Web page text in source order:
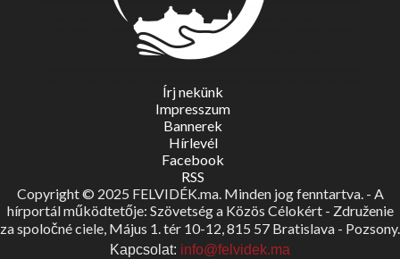
Írj nekünk
Impresszum
Bannerek
Hírlevél
Facebook
RSS
Copyright © 2025 FELVIDÉK.ma. Minden jog fenntartva. - A
hírportál működtetője: Szövetség a Közös Célokért - Združenie
za spoločné ciele, Május 1. tér 10-12, 815 57 Bratislava - Pozsony.
Kapcsolat: info@felvidek.ma